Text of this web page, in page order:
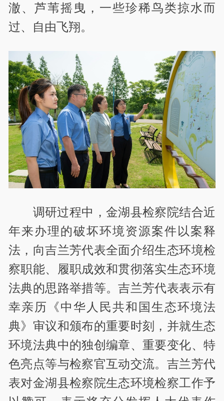
澈、芦苇摇曳，一些珍稀鸟类掠水而
过、自由飞翔。
调研过程中，金湖县检察院结合近
年来办理的破坏环境资源案件以案释
法，向吉兰芳代表全面介绍生态环境检
察职能、履职成效和贯彻落实生态环境
法典的思路举措等。吉兰芳代表表示有
幸亲历《中华人民共和国生态环境法
典》审议和颁布的重要时刻，并就生态
环境法典中的独创编章、重要变化、特
色亮点等与检察官互动交流。吉兰芳代
表对金湖县检察院生态环境检察工作予